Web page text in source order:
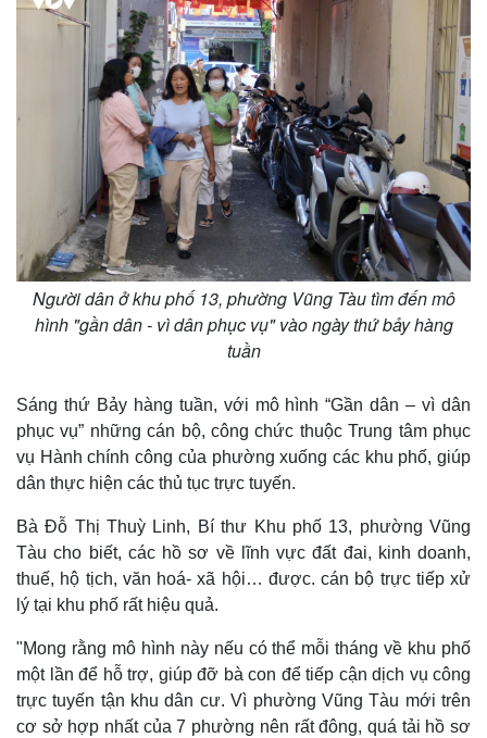
Kinh tế
Bất động sản
Khởi nghiệp
Thị trường
Giá vàng
Tiêu dùng
Tỷ giá
Chứng khoán
Giá cà phê
Người dân ở khu phố 13, phường Vũng Tàu tìm đến mô
hình "gần dân - vì dân phục vụ" vào ngày thứ bảy hàng
tuần
Sáng thứ Bảy hàng tuần, với mô hình “Gần dân – vì dân
phục vụ” những cán bộ, công chức thuộc Trung tâm phục
vụ Hành chính công của phường xuống các khu phố, giúp
dân thực hiện các thủ tục trực tuyến.
Bà Đỗ Thị Thuỳ Linh, Bí thư Khu phố 13, phường Vũng
Tàu cho biết, các hồ sơ về lĩnh vực đất đai, kinh doanh,
thuế, hộ tịch, văn hoá- xã hội… được. cán bộ trực tiếp xử
lý tại khu phố rất hiệu quả.
"Mong rằng mô hình này nếu có thể mỗi tháng về khu phố
một lần để hỗ trợ, giúp đỡ bà con để tiếp cận dịch vụ công
trực tuyến tận khu dân cư. Vì phường Vũng Tàu mới trên
cơ sở hợp nhất của 7 phường nên rất đông, quá tải hồ sơ